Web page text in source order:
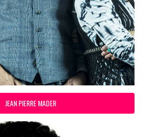
JEAN PIERRE MADER